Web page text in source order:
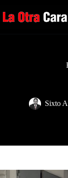
al
contenido
Sixto